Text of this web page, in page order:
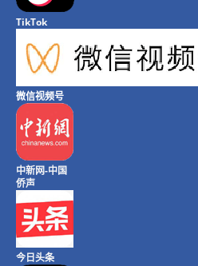
TikTok
微信视频号
中新网-中国
侨声
今日头条